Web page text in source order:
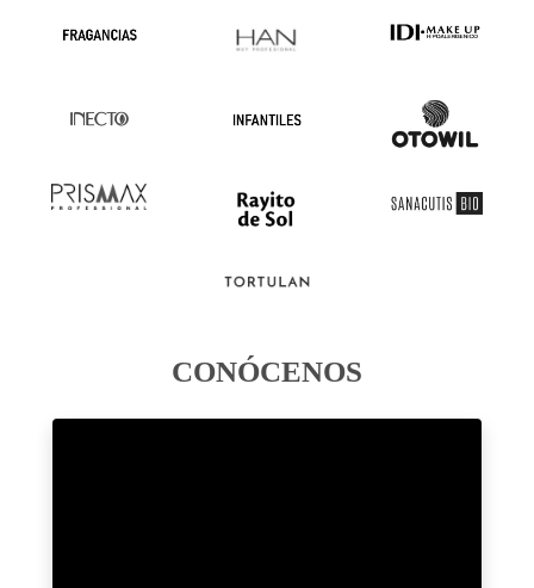
CONÓCENOS